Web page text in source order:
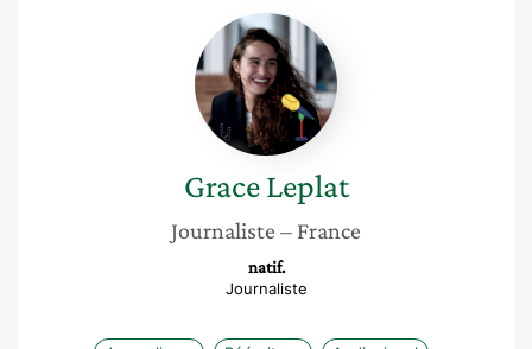
Grace
Leplat
Grace Leplat
Journaliste – France
natif.
Journaliste